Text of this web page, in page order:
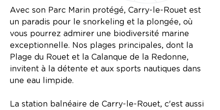
Avec son Parc Marin protégé, Carry-le-Rouet est
un paradis pour le snorkeling et la plongée, où
vous pourrez admirer une biodiversité marine
exceptionnelle. Nos plages principales, dont la
Plage du Rouet et la Calanque de la Redonne,
invitent à la détente et aux sports nautiques dans
une eau limpide.
La station balnéaire de Carry-le-Rouet, c'est aussi